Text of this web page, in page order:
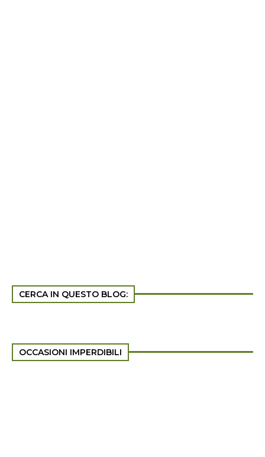
CERCA IN QUESTO BLOG:
OCCASIONI IMPERDIBILI